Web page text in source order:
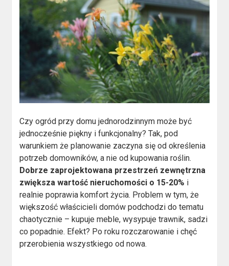
Czy ogród przy domu jednorodzinnym może być
jednocześnie piękny i funkcjonalny? Tak, pod
warunkiem że planowanie zaczyna się od określenia
potrzeb domowników, a nie od kupowania roślin.
Dobrze zaprojektowana przestrzeń zewnętrzna
zwiększa wartość nieruchomości o 15-20% i
realnie poprawia komfort życia. Problem w tym, że
większość właścicieli domów podchodzi do tematu
chaotycznie – kupuje meble, wysypuje trawnik, sadzi
co popadnie. Efekt? Po roku rozczarowanie i chęć
przerobienia wszystkiego od nowa.